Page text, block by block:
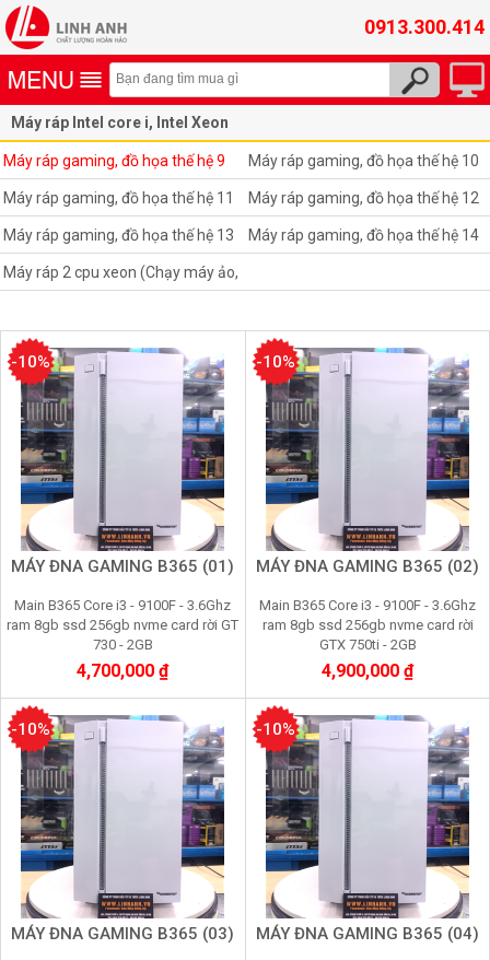
0913.300.414
Máy ráp Intel core i, Intel Xeon
Máy ráp gaming, đồ họa thế hệ 9
Máy ráp gaming, đồ họa thế hệ 9 Máy ráp gaming, đồ họa thế hệ 10
Máy ráp gaming, đồ họa thế hệ 11 Máy ráp gaming, đồ họa thế hệ 12
Máy ráp gaming, đồ họa thế hệ 13 Máy ráp gaming, đồ họa thế hệ 14
Máy ráp 2 cpu xeon (Chạy máy ảo,
gaming, đồ họa)
MÁY ĐNA GAMING B365 (01)
Main B365 Core i3 - 9100F - 3.6Ghz
ram 8gb ssd 256gb nvme card rời GT
730 - 2GB
4,700,000 ₫
-10%
MÁY ĐNA GAMING B365 (02)
Main B365 Core i3 - 9100F - 3.6Ghz
ram 8gb ssd 256gb nvme card rời
GTX 750ti - 2GB
4,900,000 ₫
-10%
MÁY ĐNA GAMING B365 (03)
-10%
MÁY ĐNA GAMING B365 (04)
-10%